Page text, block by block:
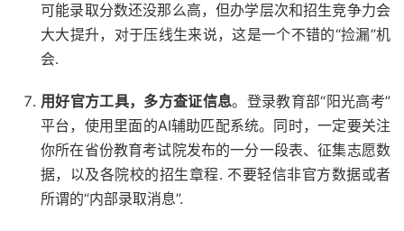
可能录取分数还没那么高，但办学层次和招生竞争力会
大大提升，对于压线生来说，这是一个不错的“捡漏”机
会.
用好官方工具，多方查证信息。登录教育部“阳光高考”
平台，使用里面的AI辅助匹配系统。同时，一定要关注
你所在省份教育考试院发布的一分一段表、征集志愿数
据，以及各院校的招生章程. 不要轻信非官方数据或者
所谓的“内部录取消息”.